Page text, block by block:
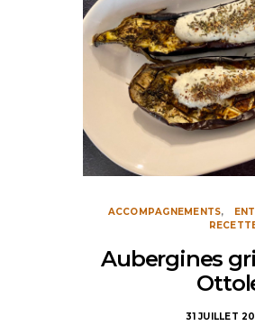
ACCOMPAGNEMENTS
Aubergines
31 JUILLET